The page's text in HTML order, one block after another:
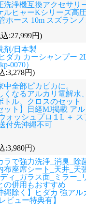
洗浄機互換アクセサリ
ルヒャーKシリーズ高
ホース 10m スズラン
:27,999円)
剤/日本製
ダカ カーシャンプー
0070）
:3,278円)
中全部ピカピカに。
くなるアルカリ電解水
トル、クロスのセット
ット】日経MJ掲載 ア
ォッシュプロ１L ＋ ス
付先沖縄不可
:3,980円)
ラで強力洗浄_消臭_除
座席シート_天井_天
ィ_ガラス面_ミラー_
の併用もおすすめ
縄除く】ヒダカ 強アル
ビュー特典有】